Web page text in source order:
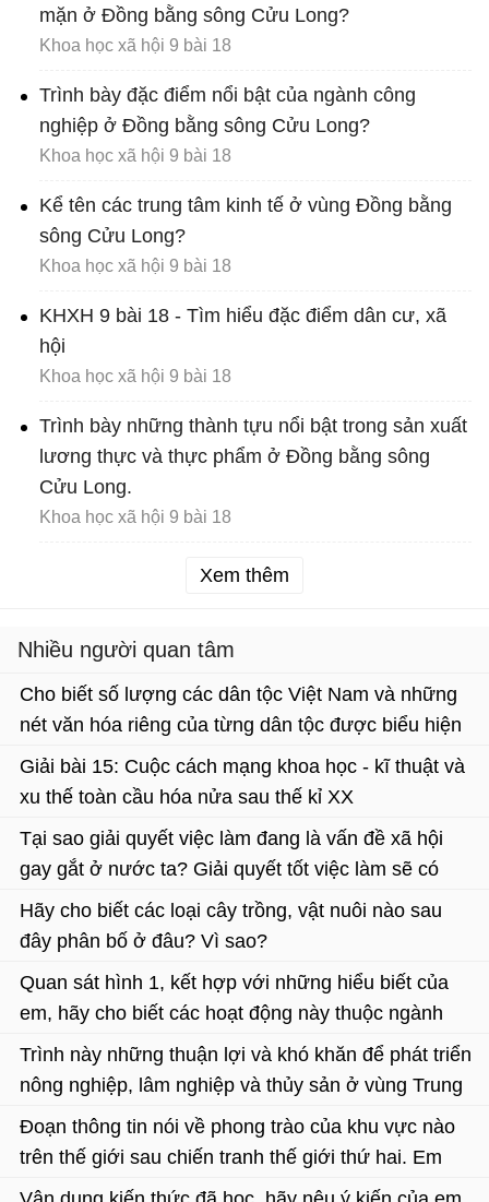
mặn ở Đồng bằng sông Cửu Long?
Khoa học xã hội 9 bài 18
Trình bày đặc điểm nổi bật của ngành công
nghiệp ở Đồng bằng sông Cửu Long?
Khoa học xã hội 9 bài 18
Kể tên các trung tâm kinh tế ở vùng Đồng bằng
sông Cửu Long?
Khoa học xã hội 9 bài 18
KHXH 9 bài 18 - Tìm hiểu đặc điểm dân cư, xã
hội
Khoa học xã hội 9 bài 18
Trình bày những thành tựu nổi bật trong sản xuất
lương thực và thực phẩm ở Đồng bằng sông
Cửu Long.
Khoa học xã hội 9 bài 18
Xem thêm
Nhiều người quan tâm
Cho biết số lượng các dân tộc Việt Nam và những
nét văn hóa riêng của từng dân tộc được biểu hiện
như thế nào? Nêu kinh nghiệm sản xuất của dân tộc
Kinh và các dân tộc ít người?....
Giải bài 15: Cuộc cách mạng khoa học - kĩ thuật và
xu thế toàn cầu hóa nửa sau thế kỉ XX
Tại sao giải quyết việc làm đang là vấn đề xã hội
gay gắt ở nước ta? Giải quyết tốt việc làm sẽ có
những tác động tích cực như thế nào tới sự phát
triển kinh tế - xã hội ?
Hãy cho biết các loại cây trồng, vật nuôi nào sau
đây phân bố ở đâu? Vì sao?
Quan sát hình 1, kết hợp với những hiểu biết của
em, hãy cho biết các hoạt động này thuộc ngành
dịch vụ nào. Nêu ý nghĩa của các ngành đó?
Trình này những thuận lợi và khó khăn để phát triển
nông nghiệp, lâm nghiệp và thủy sản ở vùng Trung
du và miền núi Bắc Bộ? Xác định địa bàn phân bố
của cây chè, hồi, cây ăn quả và chăn nuôi trâu, bò?
Đoạn thông tin nói về phong trào của khu vực nào
trên thế giới sau chiến tranh thế giới thứ hai. Em
biết gì về tình hình chung của khu vực đó từ sau